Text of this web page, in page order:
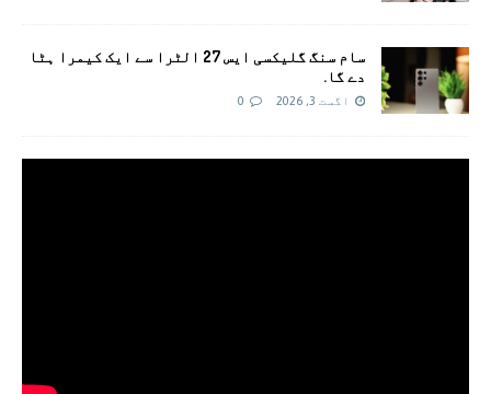
سام سنگ گلیکسی ایس 27 الٹرا سے ایک کیمرا ہٹا
دے گا.
اگست 3, 2026 0